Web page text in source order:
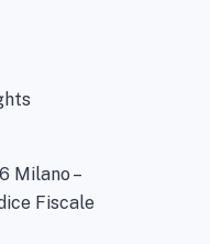
Milano –
Fiscale